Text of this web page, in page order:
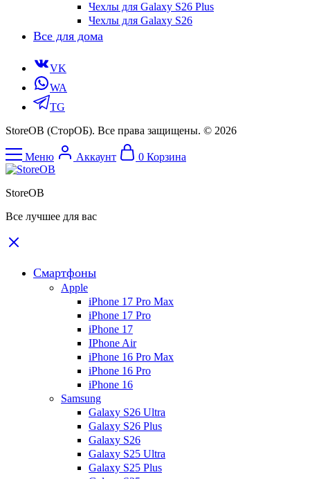
Чехлы для Galaxy S26 Plus
Чехлы для Galaxy S26
Все для дома
VK
WA
TG
StoreOB (CторОБ). Все права защищены. © 2026
Меню Аккаунт 0 Корзина
StoreOB
Все лучшее для вас
Смартфоны
Apple
iPhone 17 Pro Max
iPhone 17 Pro
iPhone 17
IPhone Air
iPhone 16 Pro Max
iPhone 16 Pro
iPhone 16
Samsung
Galaxy S26 Ultra
Galaxy S26 Plus
Galaxy S26
Galaxy S25 Ultra
Galaxy S25 Plus